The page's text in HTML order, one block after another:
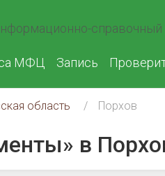
справочный
МФЦ Запись
область Порхов
в